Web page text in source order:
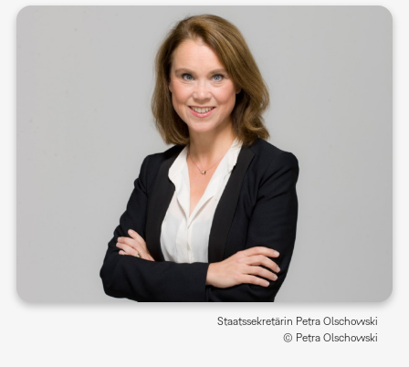
Staatssekretärin Petra Olschowski
© Petra Olschowski